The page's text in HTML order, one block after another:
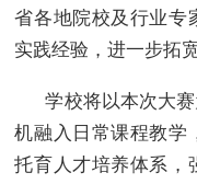
省各地院校及行业专
实践经验，进一步拓
学校将以本次大
机融入日常课程教学
托育人才培养体系，